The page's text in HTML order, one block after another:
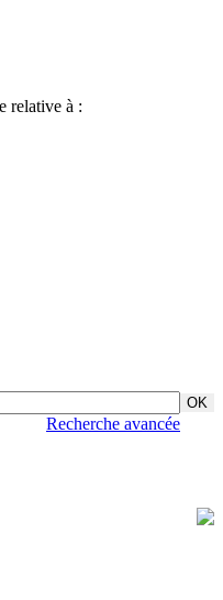
relative à :
Recherche avancée